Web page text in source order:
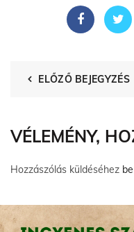
ELŐZŐ BEJEGYZÉS
VÉLEMÉNY,
Hozzászólás küldéséhez